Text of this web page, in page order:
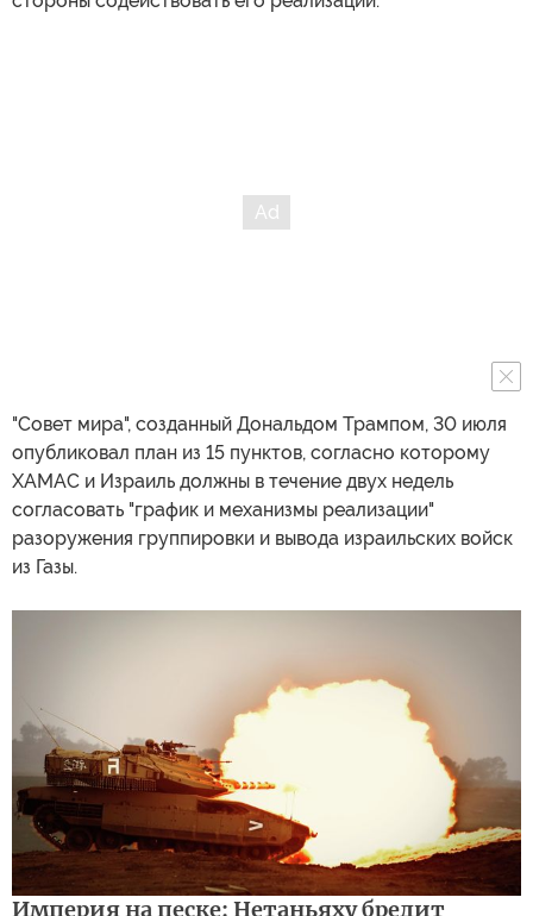
"Совет мира", созданный Дональдом Трампом, 30 июля
опубликовал план из 15 пунктов, согласно которому
ХАМАС и Израиль должны в течение двух недель
согласовать "график и механизмы реализации"
разоружения группировки и вывода израильских войск
из Газы.
Империя на песке: Нетаньяху бредит